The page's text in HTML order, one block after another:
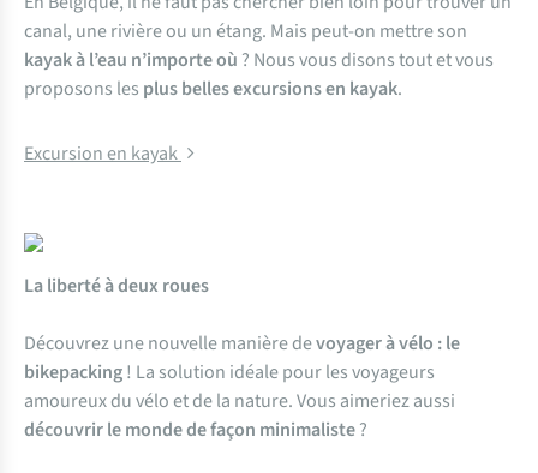
canal, une rivière ou un étang. Mais peut-on mettre son
kayak à l’eau n’importe où ? Nous vous disons tout et vous
proposons les plus belles excursions en kayak.
Excursion en kayak
La liberté à deux roues
Découvrez une nouvelle manière devoyager à vélo : le
bikepacking! La solution idéale pour les voyageurs
amoureux du vélo et de la nature. Vous aimeriez aussi
découvrir le monde de façon minimaliste?